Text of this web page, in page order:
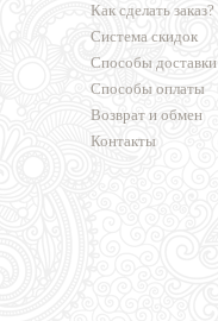
Как сделать заказ?
Система скидок
Способы доставки
Способы оплаты
Возврат и обмен
Контакты